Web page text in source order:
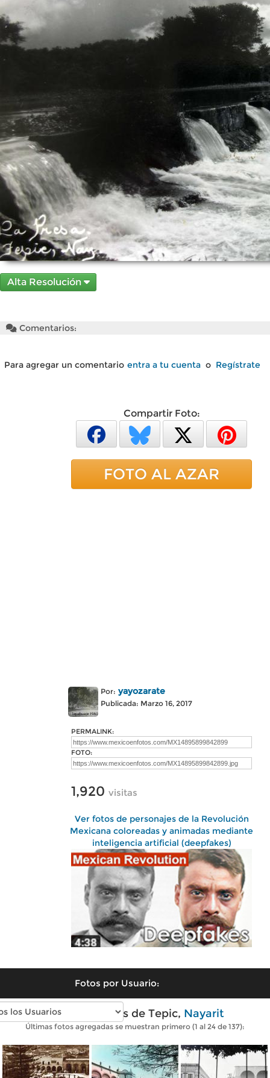
Alta Resolución
Comentarios:
Para agregar un comentario entra a tu cuenta o Regístrate
Compartir Foto:
FOTO AL AZAR
Por: yayozarate
Publicada: Marzo 16, 2017
PERMALINK:
FOTO:
1,920 visitas
Ver fotos de personajes de la Revolución
Mexicana coloreadas y animadas mediante
inteligencia artificial (deepfakes)
Fotos por Usuario:
Fotos antiguas de Tepic, Nayarit
Últimas fotos agregadas se muestran primero (1 al 24 de 137):